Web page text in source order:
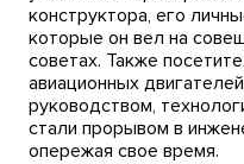
конструктора, его
которые он вел на
советах. Также
авиационных
руководством,
стали прорывом в
опережая свое время.